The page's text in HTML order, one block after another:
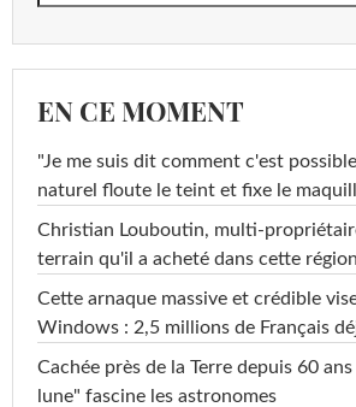
EN CE MOMENT
"Je me suis dit comment c'est
naturel floute le teint et fixe le
Christian Louboutin, multi-
terrain qu'il a acheté dans cette
Cette arnaque massive et crédible
Windows : 2,5 millions de Français
Cachée près de la Terre depuis 60
lune" fascine les astronomes